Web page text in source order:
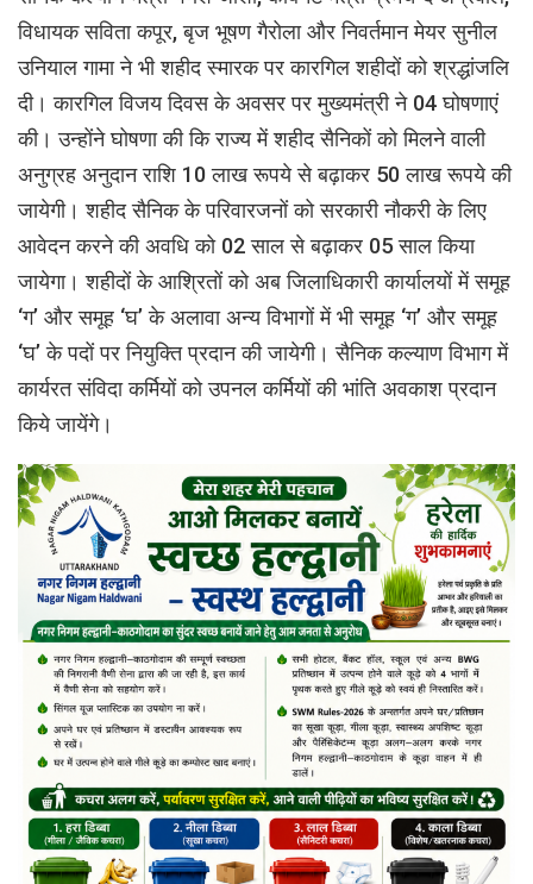
विधायक सविता कपूर, बृज भूषण गैरोला और निवर्तमान मेयर सुनील
उनियाल गामा ने भी शहीद स्मारक पर कारगिल शहीदों को श्रद्धांजलि
दी। कारगिल विजय दिवस के अवसर पर मुख्यमंत्री ने 04 घोषणाएं
की। उन्होंने घोषणा की कि राज्य में शहीद सैनिकों को मिलने वाली
अनुग्रह अनुदान राशि 10 लाख रूपये से बढ़ाकर 50 लाख रूपये की
जायेगी। शहीद सैनिक के परिवारजनों को सरकारी नौकरी के लिए
आवेदन करने की अवधि को 02 साल से बढ़ाकर 05 साल किया
जायेगा। शहीदों के आश्रितों को अब जिलाधिकारी कार्यालयों में समूह
‘ग’ और समूह ‘घ’ के अलावा अन्य विभागों में भी समूह ‘ग’ और समूह
‘घ’ के पदों पर नियुक्ति प्रदान की जायेगी। सैनिक कल्याण विभाग में
कार्यरत संविदा कर्मियों को उपनल कर्मियों की भांति अवकाश प्रदान
किये जायेंगे।